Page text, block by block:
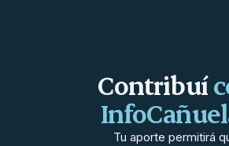
Contribuí
Tu aporte permitirá